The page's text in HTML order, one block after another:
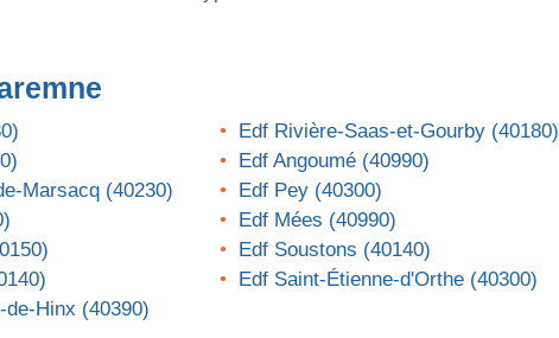
Edf Rivière-Saas-et-Gourby (40180)
Edf Angoumé (40990)
Marsacq (40230)
Edf Pey (40300)
Edf Mées (40990)
Edf Soustons (40140)
Edf Saint-Étienne-d'Orthe (40300)
Hinx (40390)